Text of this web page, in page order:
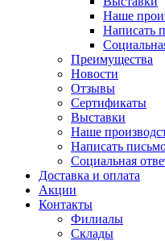
Наше
Написать
Преимущества
Новости
Отзывы
Сертификаты
Выставки
Наше
Написать
Социальная
Доставка и оплата
Акции
Контакты
Филиалы
Склады